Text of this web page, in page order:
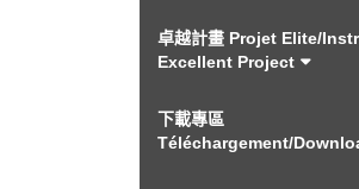
卓越計畫 Projet Elite/
Excellent Project
下載專區
Téléchargement/